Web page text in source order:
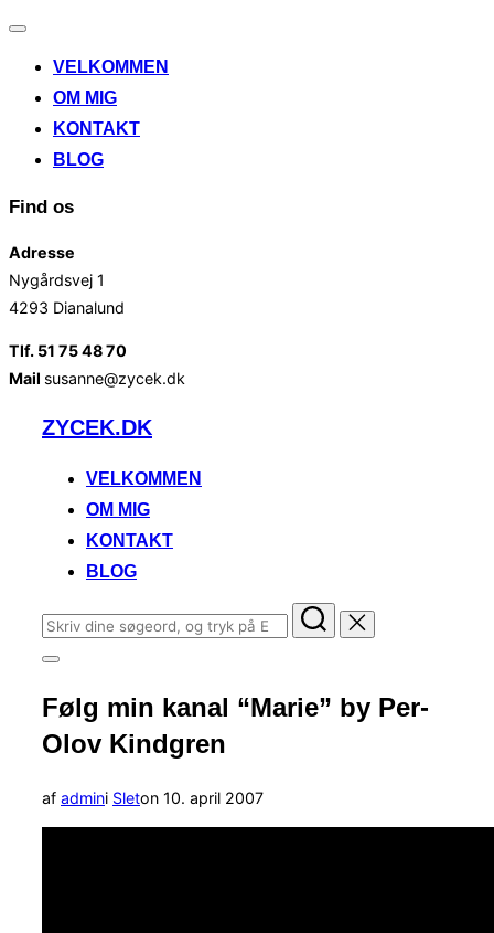
Slå
til/fraVELKOMMEN
OM MIG
KONTAKT
BLOG
Find os
Adresse
Nygårdsvej 1
4293 Dianalund
Tlf. 51 75 48 70
Mail susanne@zycek.dk
VidereZYCEK.DK
VELKOMMEN
OM MIG
KONTAKT
BLOG
Søg
efter:
Slå
i
sidekolonne
til/fra
Følg min kanal “Marie” by Per-
Olov Kindgren
af admini Sleton Udgivet
d.
10. april 2007